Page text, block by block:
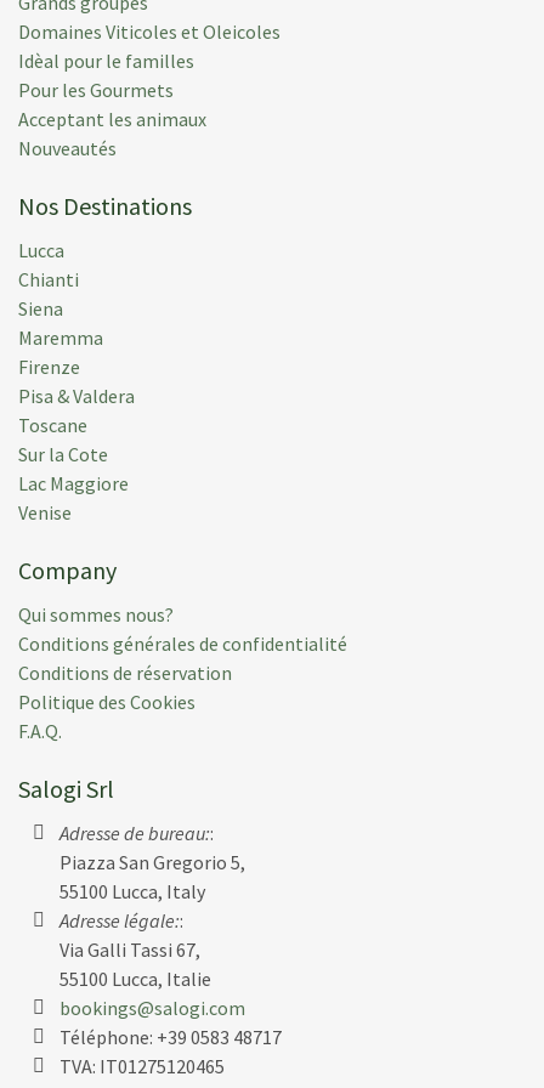
Déposée:
13 sept. 2022
Semaine de location:
Domaines Viticoles et Oleicoles
Idèal pour le familles
Pour les Gourmets
Acceptant les animaux
Nouveautés
Nos Destinations
Lucca
Chianti
Siena
Maremma
Firenze
Pisa & Valdera
Toscane
Sur la Cote
Lac Maggiore
Venise
Company
Qui sommes nous?
Conditions générales de confidentialité
Conditions de réservation
Politique des Cookies
F.A.Q.
Salogi Srl
Adresse de bureau::
Piazza San Gregorio 5,
55100 Lucca, Italy
Adresse légale::
Via Galli Tassi 67,
55100 Lucca, Italie
bookings@salogi.com
Téléphone: +39 0583 48717
TVA: IT01275120465